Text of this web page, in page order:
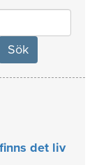
det liv